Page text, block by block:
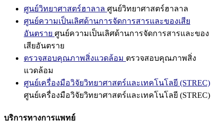
ศูนย์วิทยาศาสตร์ฮาลาล ศูนย์วิทยาศาสตร์ฮาลาล
ศูนย์ความเป็นเลิศด้านการจัดการสารและของเสีย
อันตราย ศูนย์ความเป็นเลิศด้านการจัดการสารและของ
เสียอันตราย
ตรวจสอบคุณภาพสิ่งแวดล้อม ตรวจสอบคุณภาพสิ่ง
แวดล้อม
ศูนย์เครื่องมือวิจัยวิทยาศาสตร์และเทคโนโลยี (STREC)
ศูนย์เครื่องมือวิจัยวิทยาศาสตร์และเทคโนโลยี (STREC)
บริการทางการแพทย์